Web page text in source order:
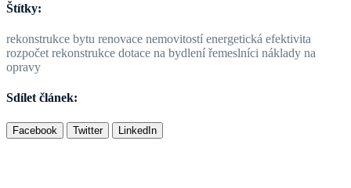
Štítky:
rekonstrukce bytu renovace nemovitostí energetická efektivita
rozpočet rekonstrukce dotace na bydlení řemeslníci náklady na
opravy
Sdílet článek:
Facebook Twitter LinkedIn